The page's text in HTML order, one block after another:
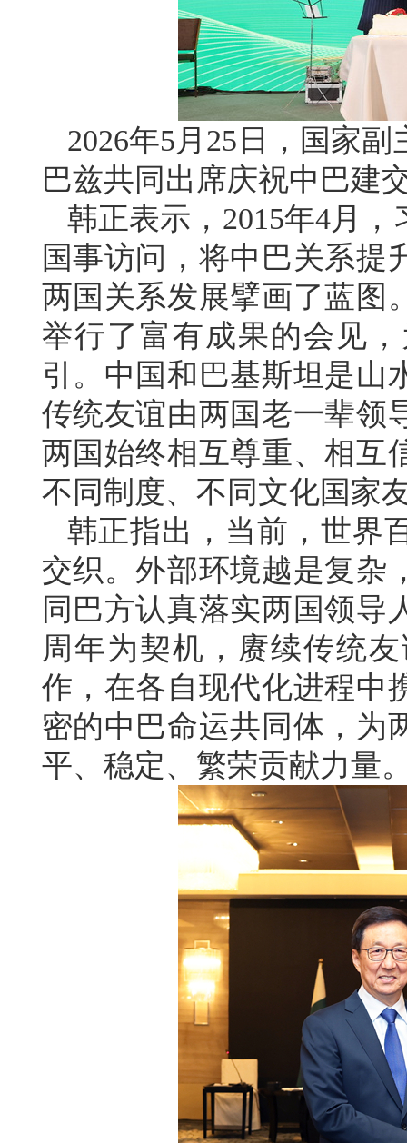
2026年5月25日，国家
巴兹共同出席庆祝中巴建
韩正表示，2015年4月
国事访问，将中巴关系提
两国关系发展擘画了蓝图
举行了富有成果的会见
引。中国和巴基斯坦是山
传统友谊由两国老一辈领
两国始终相互尊重、相互
不同制度、不同文化国家
韩正指出，当前，世界
交织。外部环境越是复杂
同巴方认真落实两国领导
周年为契机，赓续传统
作，在各自现代化进程中
密的中巴命运共同体，为
平、稳定、繁荣贡献力量